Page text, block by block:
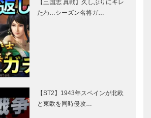
【三国志 真戦】久しぶりにキレ
たわ…シーズン名将ガ…
【ST2】1943年スペインが北欧
と東欧を同時侵攻…